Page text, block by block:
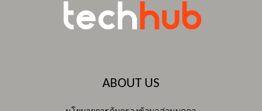
ABOUT US